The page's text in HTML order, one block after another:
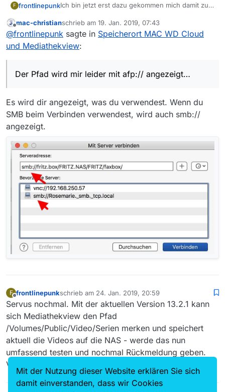
F frontlinepunkIch bin jetzt erst dazu gekommen mich damit zu
vielen vielen Dank dafür!!!
Bisher habe ich noch kein Ergebnis, bleibe aber
am Ball und melde mich wieder.
Der Pfad wird mir leider mit afp:// angezeigt…
Offline
mac-christianschrieb am 19. Jan. 2019, 07:43
zuletzt editiert von
@frontlinepunk sagte in Speicherort MAC WD Cloud
und Mediathekview:
Der Pfad wird mir leider mit afp:// angezeigt…
Es wird dir angezeigt, was du verwendest. Wenn du
SMB beim Verbinden verwendest, wird auch smb://
angezeigt.
F frontlinepunkschrieb am 24. Jan. 2019, 20:59
zuletzt editiert von
Servus nochmal. Mit der aktuellen Version 13.2.1 kann
sich Mediathekview den Pfad
/Volumes/Public/Video/Serien merken und speichert
aktuell die Videos auf die NAS - werde das nun
umfassend testen und nochmal Rückmeldung geben.
Vielen Dank für deine Hilfe und vor allem Mühe
Mit der Nutzung dieser Website erklären Sie sich
damit einverstanden, dass wir Cookies